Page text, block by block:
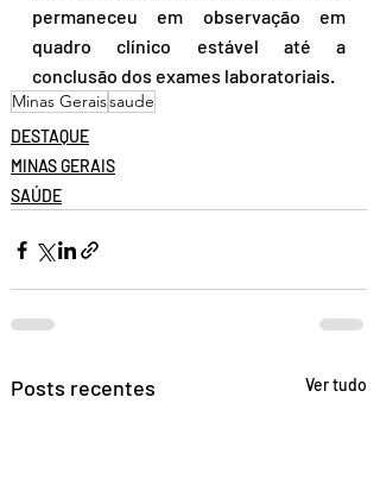
permaneceu em observação em
quadro clínico estável até a
conclusão dos exames laboratoriais.
Minas Geraissaude
DESTAQUE
MINAS GERAIS
SAÚDE
Posts recentes Ver tudo